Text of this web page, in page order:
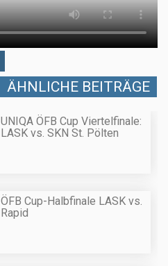
ÄHNLICHE BEITRÄGE
UNIQA ÖFB Cup Viertelfinale:
LASK vs. SKN St. Pölten
ÖFB Cup-Halbfinale LASK vs.
Rapid